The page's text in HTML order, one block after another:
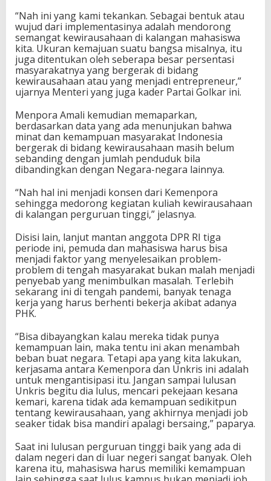
“Nah ini yang kami tekankan. Sebagai bentuk atau
wujud dari implementasinya adalah mendorong
semangat kewirausahaan di kalangan mahasiswa
kita. Ukuran kemajuan suatu bangsa misalnya, itu
juga ditentukan oleh seberapa besar persentasi
masyarakatnya yang bergerak di bidang
kewirausahaan atau yang menjadi entrepreneur,”
ujarnya Menteri yang juga kader Partai Golkar ini.
Menpora Amali kemudian memaparkan,
berdasarkan data yang ada menunjukan bahwa
minat dan kemampuan masyarakat Indonesia
bergerak di bidang kewirausahaan masih belum
sebanding dengan jumlah penduduk bila
dibandingkan dengan Negara-negara lainnya.
“Nah hal ini menjadi konsen dari Kemenpora
sehingga medorong kegiatan kuliah kewirausahaan
di kalangan perguruan tinggi,” jelasnya.
Disisi lain, lanjut mantan anggota DPR RI tiga
periode ini, pemuda dan mahasiswa harus bisa
menjadi faktor yang menyelesaikan problem-
problem di tengah masyarakat bukan malah menjadi
penyebab yang menimbulkan masalah. Terlebih
sekarang ini di tengah pandemi, banyak tenaga
kerja yang harus berhenti bekerja akibat adanya
PHK.
“Bisa dibayangkan kalau mereka tidak punya
kemampuan lain, maka tentu ini akan menambah
beban buat negara. Tetapi apa yang kita lakukan,
kerjasama antara Kemenpora dan Unkris ini adalah
untuk mengantisipasi itu. Jangan sampai lulusan
Unkris begitu dia lulus, mencari pekejaan kesana
kemari, karena tidak ada kemampuan sedikitpun
tentang kewirausahaan, yang akhirnya menjadi job
seaker tidak bisa mandiri apalagi bersaing,” paparya.
Saat ini lulusan perguruan tinggi baik yang ada di
dalam negeri dan di luar negeri sangat banyak. Oleh
karena itu, mahasiswa harus memiliki kemampuan